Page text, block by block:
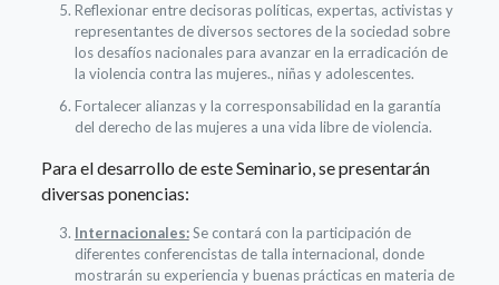
Reflexionar entre decisoras políticas, expertas, activistas y
representantes de diversos sectores de la sociedad sobre
los desafíos nacionales para avanzar en la erradicación de
la violencia contra las mujeres., niñas y adolescentes.
Fortalecer alianzas y la corresponsabilidad en la garantía
del derecho de las mujeres a una vida libre de violencia.
Para el desarrollo de este Seminario, se presentarán
diversas ponencias:
Internacionales:Se contará con la participación de
diferentes conferencistas de talla internacional, donde
mostrarán su experiencia y buenas prácticas en materia de